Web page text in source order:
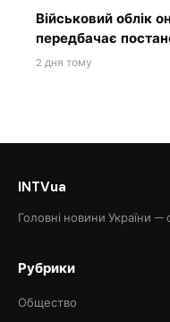
Військовий облік
передбачає
2 дня тому
INTVua
Головні новини України —
Рубрики
Общество